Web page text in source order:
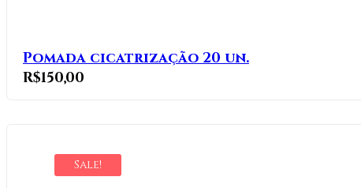
Pomada cicatrização 20 un.
R$150,00
Sale!